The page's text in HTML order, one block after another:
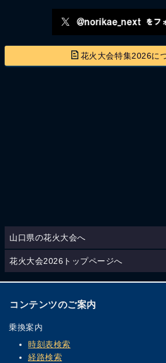
花火大会特集2026に
山口県の花火大会へ
花火大会2026トップページへ
コンテンツのご案内
乗換案内
時刻表検索
経路検索